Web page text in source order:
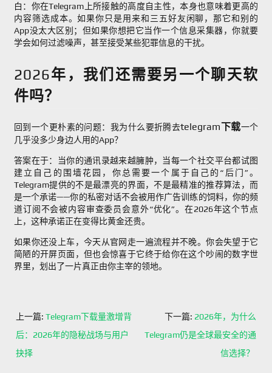
白：你在Telegram上所接触的高度自主性，本身也意味着更高的
内容筛选成本。如果你只是用来和三五好友闲聊，那它和别的
App没太大区别；但如果你想把它当作一个信息采集器，你就要
学会如何过滤噪声，甚至接受某些犯罪信息的干扰。
2026年，我们还需要另一个聊天软
件吗？
回到一个更朴素的问题：我为什么要折腾去telegram下载一个
几乎没多少身边人用的App？
答案在于：当你的通讯录越来越臃肿，当每一个社交平台都试图
建立自己的围墙花园，你总需要一个属于自己的“后门”。
Telegram提供的不是最漂亮的界面，不是最精准的推荐算法，而
是一个承诺——你的私密对话不会被用作广告训练的饲料，你的频
道订阅不会被内容审查委员会意外“优化”。在2026年这个节点
上，这种承诺正在变得比黄金还贵。
如果你还没上车，今天从官网走一遍流程并不晚。你会失望于它
简陋的开屏页面，但也会惊喜于它终于给你在这个吵闹的数字世
界里，划出了一片真正由你主宰的领地。
上一篇: Telegram下载量激增背
后：2026年的隐秘战场与用户
抉择
下一篇: 2026年，为什么
Telegram仍是全球最安全的通
信选择？